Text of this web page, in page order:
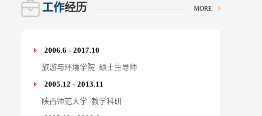
MORE
工作经历
2006.6 - 2017.10
旅游与环境学院 硕士生导师
2005.12 - 2013.11
陕西师范大学 教学科研